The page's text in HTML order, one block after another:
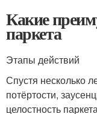
Какие
паркета
Этапы действий
Спустя несколько
потёртости,
целостность